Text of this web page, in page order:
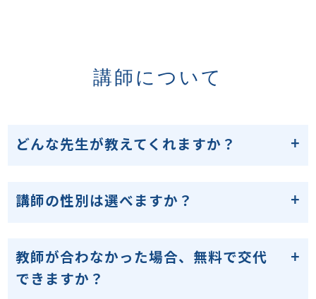
講師について
どんな先生が教えてくれますか？
講師の性別は選べますか？
教師が合わなかった場合、無料で交代
できますか？